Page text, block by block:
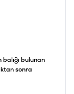
bulunan
sonra